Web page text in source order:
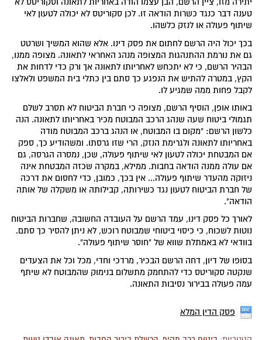
טענה דבר כנגד כשרות הודאה זו. לכן סקוריטס לא יכולה לטעון לאי
שיתוף פעולה או לנזק כלשהו.
בכך יכול היה הרשם לחתום את פסק דינו. אלא שהוא המשיך ושרטט
גם את נורמת ההתנהגות המצופה מנהג האחראי לתאונה. מצופה ממנו,
הבהיר הרשם, כי לא יתכחש לאחריותו לתאונה אך ורק כדי לדחות את
הקץ, במטרה להתיש את הנפגע כך סתם בין כתלי בית המשפט ולאלצו
לקבל פחות ממה שמגיע לו.
באותו אופן, הוסיף הרשם, מצופה כי חברת הביטוח לא תסרב לשלם
תגמולי ביטוח שעה שנהג הרכב המבוטח מכיר באחריותו לתאונה. הנה
כלשון הרשם: "מקום בו המבוטח, או הנהג ברכב המבוטח מודה
באחריותו לתאונה ולגרימת הנזק, הרי שזו גרסתו. ומשהודיע כך, ספק
אם המבטחת יכולה לטעון לאי שיתוף פעולה, שכן, נמסרה הגרסה, גם
אם עולה ממנה הודאה בחבות. ממילא, במקרה שכזה המבטחת אינה
ניזוקה מהעדר שיתוף פעולה... אין בכך, כמובן, כדי לחסום את דרכה
של חברת הביטוח לטעון נגד כשירותה, קבילותה או משקלה של אותה
הודאה".
לאורך כל פסק דינו, עמד הרשם על העובדה החשובה, שחברות הביטוח
נוטות לשכוח, כי כיסוי ביטוחי שמבוטח רוכש, לא ניתן להסיר כך סתם.
בוודאי לא באמתלת שווא של "חוסר שיתוף פעולה".
בסופו של דיון, דחה הרשם הבכיר, מרדכי וחדי, מכל וכל את הצעדים
שנקטה סקוריטס כדי להתחמק מתשלום בנימוק שהמבוטח לא שיתף
עמה פעולה בבירור נסיבות התאונה.
פסק הדין המלא